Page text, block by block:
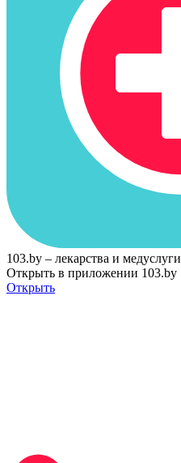
103.by – лекарства и медуслуги
Открыть в приложении 103.by
Открыть